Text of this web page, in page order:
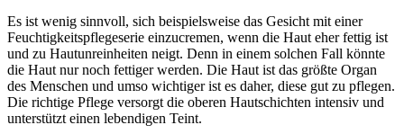
Es ist wenig sinnvoll, sich beispielsweise das Gesicht mit einer
Feuchtigkeitspflegeserie einzucremen, wenn die Haut eher fettig ist
und zu Hautunreinheiten neigt. Denn in einem solchen Fall könnte
die Haut nur noch fettiger werden. Die Haut ist das größte Organ
des Menschen und umso wichtiger ist es daher, diese gut zu pflegen.
Die richtige Pflege versorgt die oberen Hautschichten intensiv und
unterstützt einen lebendigen Teint.